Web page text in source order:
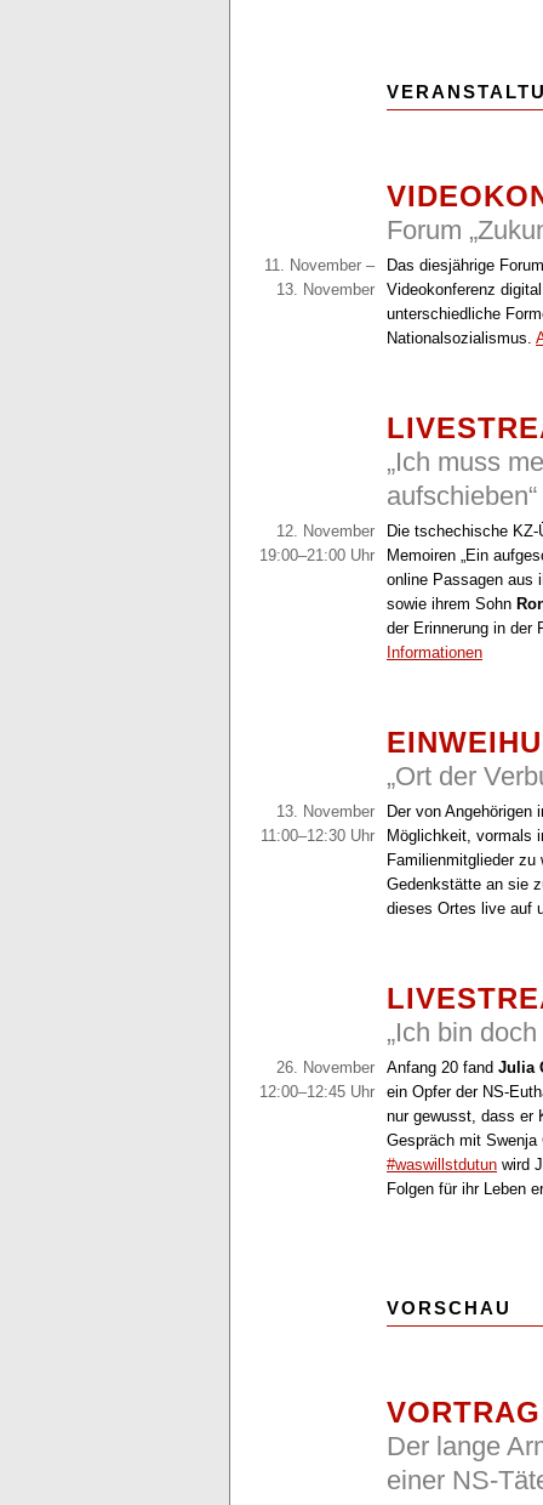
Forum
11. November –
13. November
Das diesjährige
Videokonferenz
unterschiedliche
Nationalsozialismus.
„Ich muss
aufschieben“
12. November
19:00–21:00 Uhr
Die tschechische
Memoiren „Ein
online Passagen aus
sowie ihrem Sohn
der Erinnerung in der
Informationen
„Ort der
13. November
11:00–12:30 Uhr
Der von Angehörigen
Möglichkeit, vormals
Familienmitglieder zu
Gedenkstätte an sie
dieses Ortes live auf
„Ich bin
26. November
12:00–12:45 Uhr
Anfang 20 fand Julia
ein Opfer der NS-
nur gewusst, dass er
Gespräch mit Swenja
#waswillstdutun wird
Folgen für ihr Leben
VORSCHAU
Der lange
einer NS-